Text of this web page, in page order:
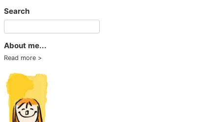
Search
About me...
Read more